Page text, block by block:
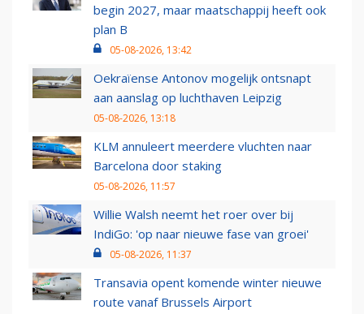
begin 2027, maar maatschappij heeft ook
plan B
05-08-2026, 13:42
Oekraïense Antonov mogelijk ontsnapt
aan aanslag op luchthaven Leipzig
05-08-2026, 13:18
KLM annuleert meerdere vluchten naar
Barcelona door staking
05-08-2026, 11:57
Willie Walsh neemt het roer over bij
IndiGo: 'op naar nieuwe fase van groei'
05-08-2026, 11:37
Transavia opent komende winter nieuwe
route vanaf Brussels Airport